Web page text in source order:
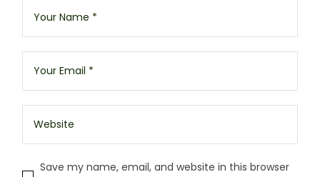
Save my name, email, and website in this browser